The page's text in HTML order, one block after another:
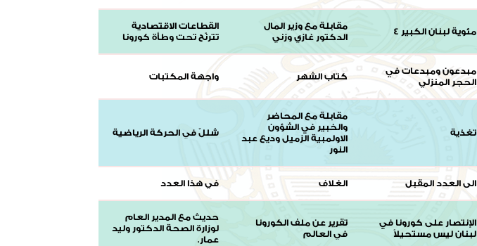
مئوية لبنان الكبير 4
مقابلة مع وزير المال
الدكتور غازي وزني
القطاعات الاقتصادية
تترنّح تحت وطأة كورونا
مبدعون ومبدعات في
الحجر المنزلي
كتاب الشهر واجهة المكتبات
تغذية
مقابلة مع المحاضر
والخبير في الشؤون
الاولمبية الزميل وديع عبد
النور
شللٌ في الحركة الرياضية
الى العدد المقبل الغلاف في هذا العدد
الإنتصار على كورونا في
لبنان ليس مستحيلاً
تقرير عن ملف الكورونا
في العالم
حديث مع المدير العام
لوزارة الصحة الدكتور وليد
عمار.